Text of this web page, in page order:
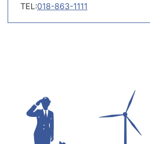
TEL:018-863-1111